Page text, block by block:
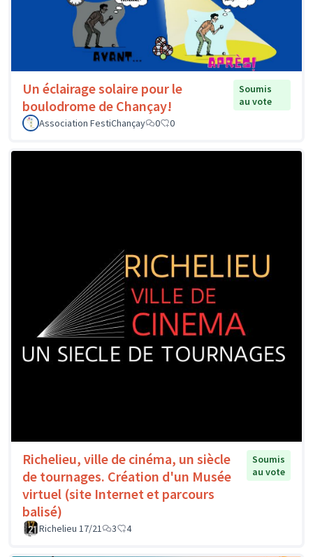
Un éclairage solaire pour le
boulodrome de Chançay!
Soumis
au vote
Association FestiChançay
0 0
Richelieu, ville de cinéma, un siècle
de tournages. Création d'un Musée
virtuel (site Internet et parcours
balisé)
Soumis
au vote
Richelieu 17/21 3 4